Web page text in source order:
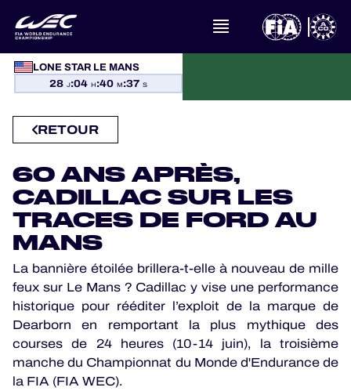
LONE STAR LE MANS
28 J:04 H:40 M:36 S
ACTUALITÉS
CALENDRIER
CLASSEMENTS
RÉSULTATS
LA GRILLE
OÙ REGARDER
PROGRAMMES OFFICIELS
RETOUR
60 ANS APRÈS,
CADILLAC SUR LES
TRACES DE FORD AU
MANS
La bannière étoilée brillera-t-elle à nouveau de mille
feux sur Le Mans ? Cadillac y vise une performance
historique pour rééditer l’exploit de la marque de
Dearborn en remportant la plus mythique des
courses de 24 heures (10-14 juin), la troisième
manche du Championnat du Monde d'Endurance de
la FIA (FIA WEC).